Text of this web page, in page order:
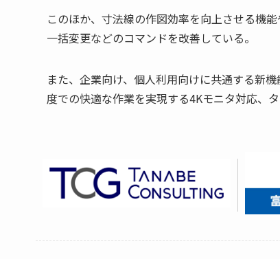
このほか、寸法線の作図効率を向上させる機
一括変更などのコマンドを改善している。
また、企業向け、個人利用向けに共通する新
度での快適な作業を実現する4Kモニタ対応、